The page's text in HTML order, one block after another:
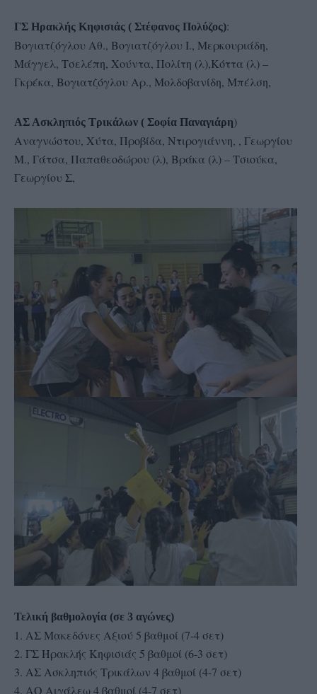
ΓΣ Ηρακλής Κηφισιάς ( Στέφανος Πολύζος):
Βογιατζόγλου Αθ., Βογιατζόγλου Ι., Μερκουριάδη,
Μάγγελ, Τσελέπη, Χούντα, Πολίτη (λ),Κόττα (λ) –
Γκρέκα, Βογιατζόγλου Αρ., Μολδοβανίδη, Μπέλση,
ΑΣ Ασκληπιός Τρικάλων ( Σοφία Παναγιάρη)
Αναγνώστου, Χύτα, Προβίδα, Ντιρογιάννη, , Γεωργίου
Μ., Γάτσα, Παπαθεοδώρου (λ), Βράκα (λ) – Τσιούκα,
Γεωργίου Σ,
Τελική βαθμολογία (σε 3 αγώνες)
1. ΑΣ Μακεδόνες Αξιού 5 βαθμοί (7-4 σετ)
2. ΓΣ Ηρακλής Κηφισιάς 5 βαθμοί (6-3 σετ)
3. ΑΣ Ασκληπιός Τρικάλων 4 βαθμοί (4-7 σετ)
4. ΑΟ Αιγάλεω 4 βαθμοί (4-7 σετ)